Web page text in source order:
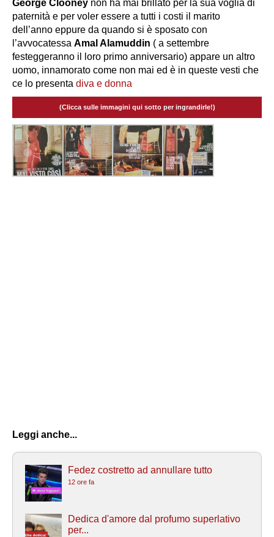
George Clooney non ha mai brillato per la sua voglia di
paternità e per voler essere a tutti i costi il marito
dell’anno eppure da quando si è sposato con
l’avvocatessa Amal Alamuddin ( a settembre
festeggeranno il loro primo anniversario) appare un altro
uomo, innamorato come non mai ed è in queste vesti che
ce lo presenta diva e donna
(Clicca sulle immagini qui sotto per ingrandirle!)
Leggi anche...
Fedez costretto ad annullare tutto
12 ore fa
Dedica d'amore dal profumo superlativo
per...